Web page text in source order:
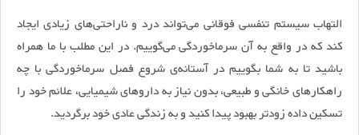
التهاب سیستم تنفسی فوقانی می‌تواند درد و ناراحتی‌های زیادی ایجاد
کند که در واقع به آن سرماخوردگی می‌گوییم. در این مطلب با ما همراه
باشید تا به شما بگوییم در آستانه‌ی شروع فصل سرماخوردگی با چه
راهکار‌های خانگی و طبیعی، بدون نیاز به دارو‌های شیمیایی، علائم خود را
تسکین داده زودتر بهبود پیدا کنید و به زندگی عادی خود برگردید.